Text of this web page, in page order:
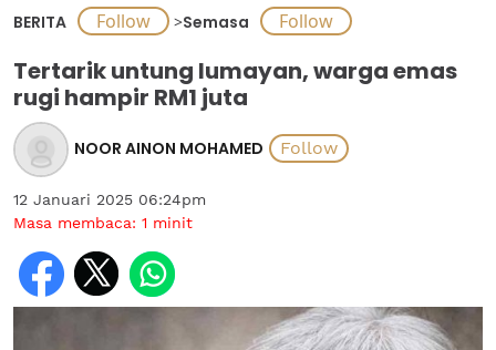
BERITA >Semasa
Tertarik untung lumayan, warga emas
rugi hampir RM1 juta
NOOR AINON MOHAMED
12 Januari 2025 06:24pm
Masa membaca: 1 minit